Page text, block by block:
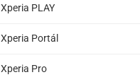
Xperia PLAY
Xperia Portál
Xperia Pro